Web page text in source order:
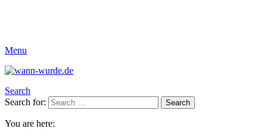
Menu
Search
Search for:
Search
You are here: